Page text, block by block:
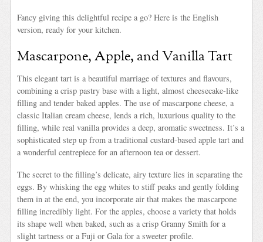
Fancy giving this delightful recipe a go? Here is the English
version, ready for your kitchen.
Mascarpone, Apple, and Vanilla Tart
This elegant tart is a beautiful marriage of textures and flavours,
combining a crisp pastry base with a light, almost cheesecake-like
filling and tender baked apples. The use of mascarpone cheese, a
classic Italian cream cheese, lends a rich, luxurious quality to the
filling, while real vanilla provides a deep, aromatic sweetness. It’s a
sophisticated step up from a traditional custard-based apple tart and
a wonderful centrepiece for an afternoon tea or dessert.
The secret to the filling’s delicate, airy texture lies in separating the
eggs. By whisking the egg whites to stiff peaks and gently folding
them in at the end, you incorporate air that makes the mascarpone
filling incredibly light. For the apples, choose a variety that holds
its shape well when baked, such as a crisp Granny Smith for a
slight tartness or a Fuji or Gala for a sweeter profile.